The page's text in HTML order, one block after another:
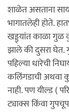
शाळेत असताना
भागातलेही होते.
खड्ड्यांत काळा
झाले की दुसरा घेत.
पहिल्या धारेची
कलिंगडाची अथवा
नाही. पण यील्ड (
ट्याक्स किंवा